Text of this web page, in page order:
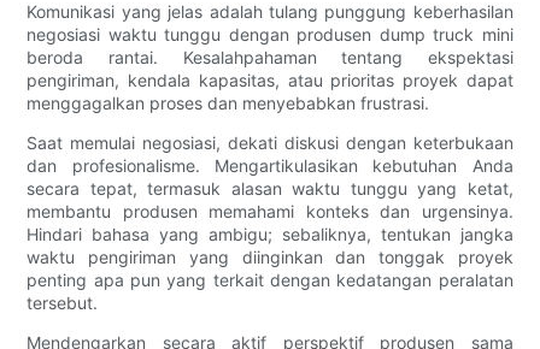
Komunikasi yang jelas adalah tulang punggung keberhasilan
negosiasi waktu tunggu dengan produsen dump truck mini
beroda rantai. Kesalahpahaman tentang ekspektasi
pengiriman, kendala kapasitas, atau prioritas proyek dapat
menggagalkan proses dan menyebabkan frustrasi.
Saat memulai negosiasi, dekati diskusi dengan keterbukaan
dan profesionalisme. Mengartikulasikan kebutuhan Anda
secara tepat, termasuk alasan waktu tunggu yang ketat,
membantu produsen memahami konteks dan urgensinya.
Hindari bahasa yang ambigu; sebaliknya, tentukan jangka
waktu pengiriman yang diinginkan dan tonggak proyek
penting apa pun yang terkait dengan kedatangan peralatan
tersebut.
Mendengarkan secara aktif perspektif produsen sama